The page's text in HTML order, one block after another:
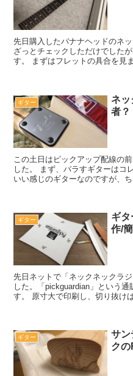
先日購入したバナナヘッドのネ
ざっとチェックしただけでした
す。 まずはフレットの具合を見
がありますね。 安ネックはだい
ギター
ネッ
者？
この土日はピックアップ配線の
した。 まず、バラすギターはコ
いい感じのギターなのですが、
のみメインのギターに取り付け
ギター
ギタ
作/
先日ネットで「ネックネックラ
した。「pickguardian」という
す。 原寸大で印刷し、切り抜け
ギター
サン
クの